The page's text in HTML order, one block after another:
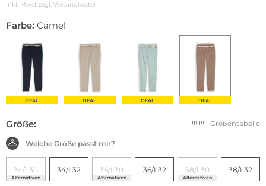
inkl. Mwst zzgl. Versandkosten
Farbe: Camel
DEAL DEAL DEAL DEAL
Größe: Größentabelle
Welche Größe passt mir?
34/L30
Alternativen
34/L32 36/L30
Alternativen
36/L32 38/L30
Alternativen
38/L32